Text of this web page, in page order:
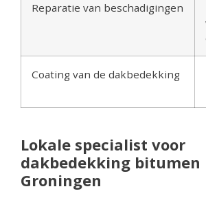
Reparatie van beschadigingen
Coating van de dakbedekking
Lokale specialist voor
dakbedekking bitumen
Groningen